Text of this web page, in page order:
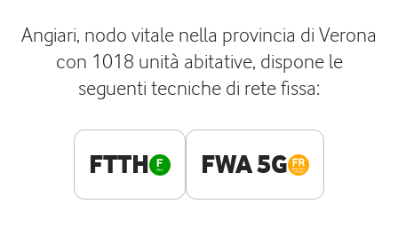
Angiari, nodo vitale nella provincia di Verona
con 1018 unità abitative, dispone le
seguenti tecniche di rete fissa:
FTTH FWA 5G